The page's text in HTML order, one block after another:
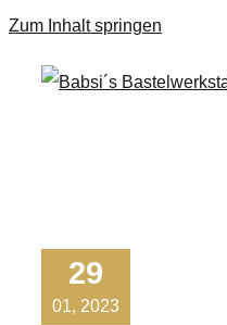
Zum Inhalt springen
29
01, 2023